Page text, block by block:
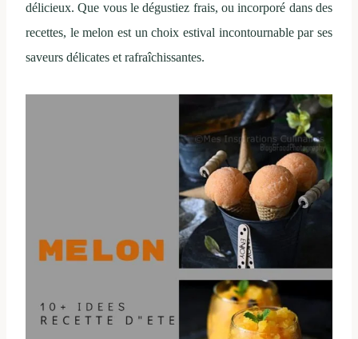
délicieux. Que vous le dégustiez frais, ou incorporé dans des
recettes, le melon est un choix estival incontournable par ses
saveurs délicates et rafraîchissantes.